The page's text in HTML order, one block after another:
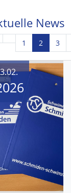
News
1 2 3